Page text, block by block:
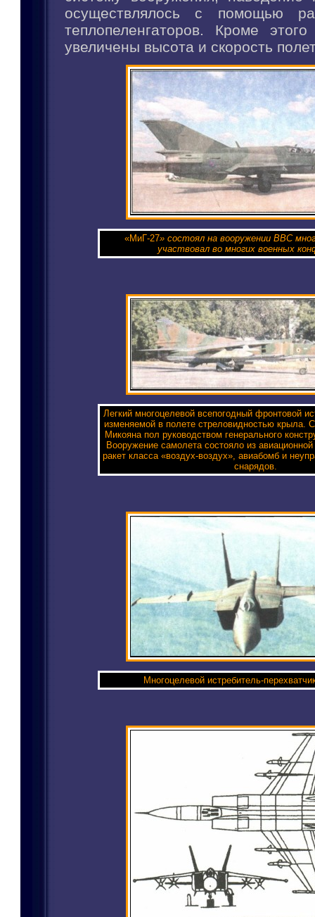
осуществлялось с помощью
теплопеленгаторов. Кроме
увеличены высота и скорость
«МиГ-27» состоял на вооружении ВВС
участвовал во многих военных
Легкий многоцелевой всепогодный фронтовой
изменяемой в полете стреловидностью
Микояна пол руководством генерального
Вооружение самолета состояло из
ракет класса «воздух-воздух», авиабомб и
снарядов.
Многоцелевой истребитель-